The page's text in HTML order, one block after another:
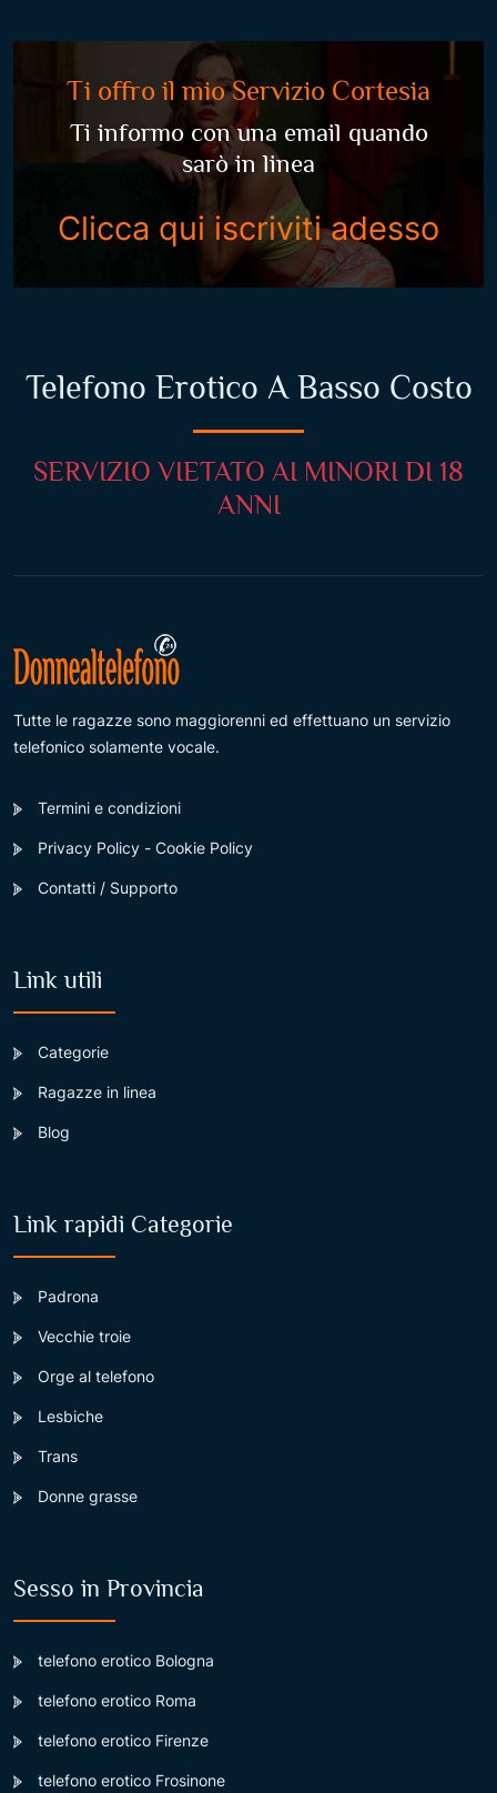
Ti offro il mio Servizio Cortesia
Ti informo con una email quando
sarò in linea
Clicca qui iscriviti adesso
Telefono Erotico A Basso Costo
SERVIZIO VIETATO AI MINORI DI 18
ANNI
Tutte le ragazze sono maggiorenni ed effettuano un servizio
telefonico solamente vocale.
Termini e condizioni
Privacy Policy - Cookie Policy
Contatti / Supporto
Link utili
Categorie
Ragazze in linea
Blog
Link rapidi Categorie
Padrona
Vecchie troie
Orge al telefono
Lesbiche
Trans
Donne grasse
Sesso in Provincia
telefono erotico Bologna
telefono erotico Roma
telefono erotico Firenze
telefono erotico Frosinone